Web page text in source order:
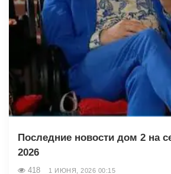
Последние новости дом 2 на
2026
418 1 ИЮНЯ, 2026 00:15